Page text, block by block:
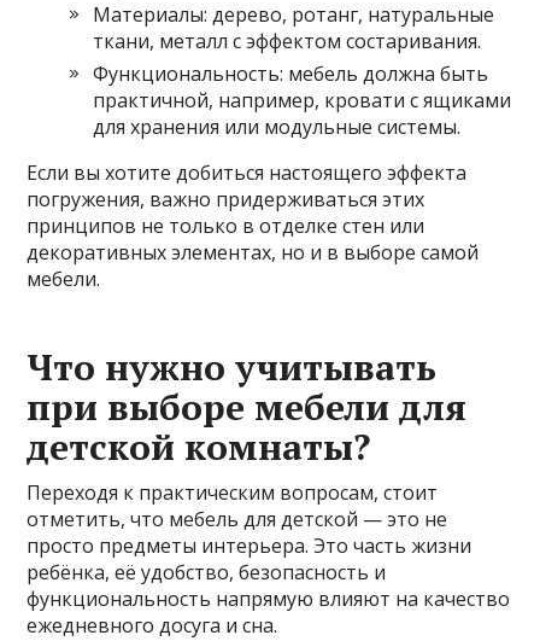
Материалы: дерево, ротанг, натуральные
ткани, металл с эффектом состаривания.
Функциональность: мебель должна быть
практичной, например, кровати с ящиками
для хранения или модульные системы.
Если вы хотите добиться настоящего эффекта
погружения, важно придерживаться этих
принципов не только в отделке стен или
декоративных элементах, но и в выборе самой
мебели.
Что нужно учитывать
при выборе мебели для
детской комнаты?
Переходя к практическим вопросам, стоит
отметить, что мебель для детской — это не
просто предметы интерьера. Это часть жизни
ребёнка, её удобство, безопасность и
функциональность напрямую влияют на качество
ежедневного досуга и сна.